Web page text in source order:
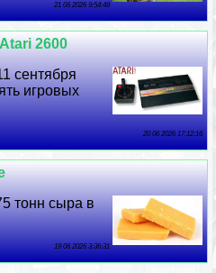
21 06 2026 9:54:48
2600
сентября
игровых
20 06 2026 17:12:16
тонн сыра в
19 06 2026 3:36:31